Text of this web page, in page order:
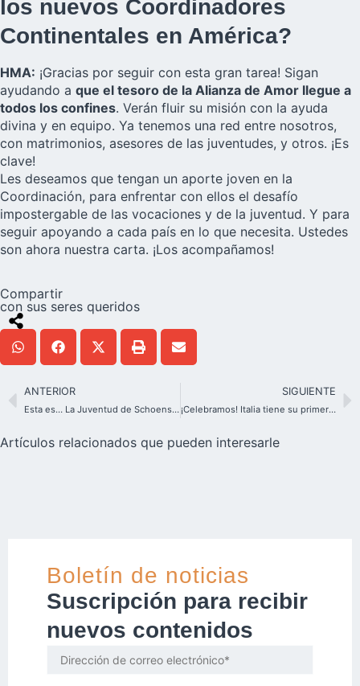
los nuevos Coordinadores
Continentales en América?
HMA: ¡Gracias por seguir con esta gran tarea! Sigan
ayudando a que el tesoro de la Alianza de Amor llegue a
todos los confines. Verán fluir su misión con la ayuda
divina y en equipo. Ya tenemos una red entre nosotros,
con matrimonios, asesores de las juventudes, y otros. ¡Es
clave!
Les deseamos que tengan un aporte joven en la
Coordinación, para enfrentar con ellos el desafío
impostergable de las vocaciones y de la juventud. Y para
seguir apoyando a cada país en lo que necesita. Ustedes
son ahora nuestra carta. ¡Los acompañamos!
Compartir
con sus seres queridos
ANTERIOR
Esta es… La Juventud de Schoenstatt!
SIGUIENTE
¡Celebramos! Italia tiene su primer curso de la Federación de Familias
Artículos relacionados que pueden interesarle
Boletín de noticias
Suscripción para recibir
nuevos contenidos